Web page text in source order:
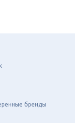
бренды